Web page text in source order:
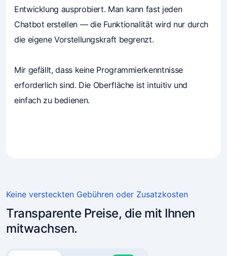
Entwicklung ausprobiert. Man kann fast jeden
Chatbot erstellen — die Funktionalität wird nur durch
die eigene Vorstellungskraft begrenzt.
Mir gefällt, dass keine Programmierkenntnisse
erforderlich sind. Die Oberfläche ist intuitiv und
einfach zu bedienen.
Unternehmer vertrauen Mavibot
Keine versteckten Gebühren oder Zusatzkosten
Transparente Preise, die mit Ihnen
mitwachsen.